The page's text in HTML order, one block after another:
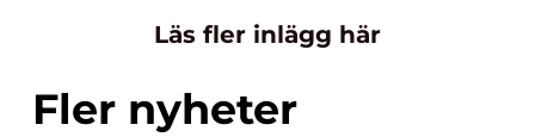
Läs fler inlägg här
Fler nyheter